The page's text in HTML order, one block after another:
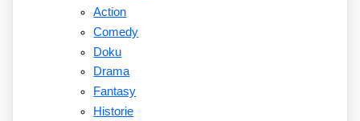
Action
Comedy
Doku
Drama
Fantasy
Historie